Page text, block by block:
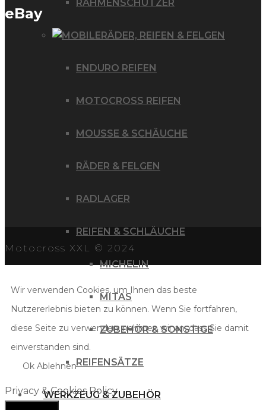
RAHMENSCHÜTZER
RÄDER, REIFEN & FELGEN
ENDURO REIFEN
MOTOCROSS REIFEN
MOUSSE & SCHÄUCHE
RÄDER & FELGEN
RADLAGER
REIFEN & SCHLÄUCHE
MICHELIN
MITAS
ZUBEHÖR & SONSTIGE
REIFENSÄTZE
WERKZEUG & ZUBEHÖR
eBay
Motocross XXL © 2024
Wir verwenden Cookies, um Ihnen das beste
Nutzererlebnis bieten zu können. Wenn Sie fortfahren,
diese Seite zu verwenden, nehmen wir an, dass Sie damit
einverstanden sind.
Ok Ablehnen
Privacy & Cookies Policy